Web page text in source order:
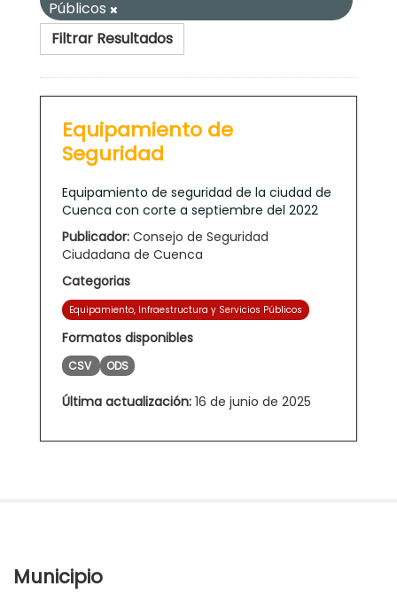
Públicos
Filtrar Resultados
Equipamiento de
Seguridad
Equipamiento de seguridad de la ciudad de
Cuenca con corte a septiembre del 2022
Publicador: Consejo de Seguridad
Ciudadana de Cuenca
Categorias
Equipamiento, Infraestructura y Servicios Públicos
Formatos disponibles
CSV ODS
Última actualización: 16 de junio de 2025
Municipio